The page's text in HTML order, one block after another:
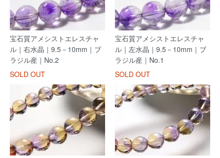
宝石質アメシストエレスチャ
ル｜右水晶｜9.5－10mm｜ブ
ラジル産｜No.2
SOLD OUT
宝石質アメシストエレスチャ
ル｜左水晶｜9.5－10mm｜ブ
ラジル産｜No.1
SOLD OUT